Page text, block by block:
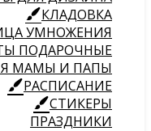
КЛАДОВКА
УМНОЖЕНИЯ
ПОДАРОЧНЫЕ
МАМЫ И ПАПЫ
РАСПИСАНИЕ
СТИКЕРЫ
ПРАЗДНИКИ